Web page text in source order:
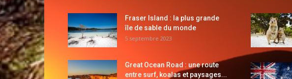
Fraser Island : la plus grande
île de sable du monde
5 septembre 2023
Great Ocean Road : une route
entre surf, koalas et paysages...